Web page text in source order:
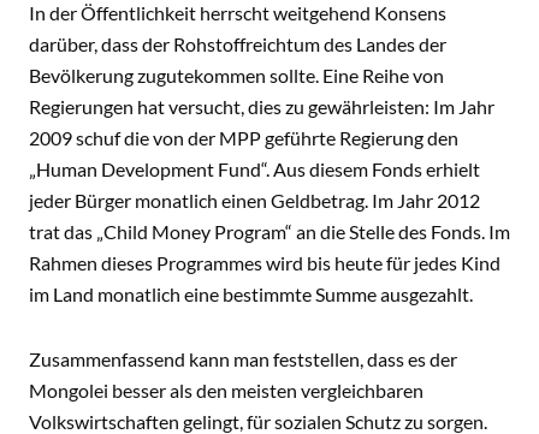
In der Öffentlichkeit herrscht weitgehend Konsens
darüber, dass der Rohstoffreichtum des Landes der
Bevölkerung zugutekommen sollte. Eine Reihe von
Regierungen hat versucht, dies zu gewährleisten: Im Jahr
2009 schuf die von der MPP geführte Regierung den
„Human Development Fund“. Aus diesem Fonds erhielt
jeder Bürger monatlich einen Geldbetrag. Im Jahr 2012
trat das „Child Money Program“ an die Stelle des Fonds. Im
Rahmen dieses Programmes wird bis heute für jedes Kind
im Land monatlich eine bestimmte Summe ausgezahlt.
Zusammenfassend kann man feststellen, dass es der
Mongolei besser als den meisten vergleichbaren
Volkswirtschaften gelingt, für sozialen Schutz zu sorgen.